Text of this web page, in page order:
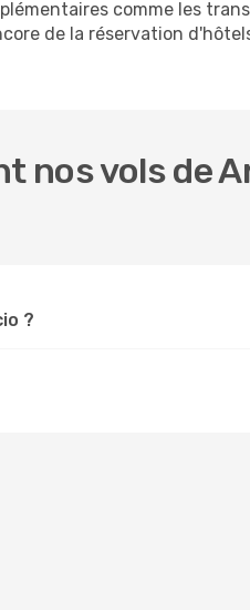
comme les
de la réservation
nos vols de
?